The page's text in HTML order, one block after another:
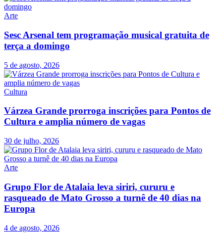
Arte
Sesc Arsenal tem programação musical gratuita de
terça a domingo
5 de agosto, 2026
Cultura
Várzea Grande prorroga inscrições para Pontos de
Cultura e amplia número de vagas
30 de julho, 2026
Arte
Grupo Flor de Atalaia leva siriri, cururu e
rasqueado de Mato Grosso a turnê de 40 dias na
Europa
4 de agosto, 2026